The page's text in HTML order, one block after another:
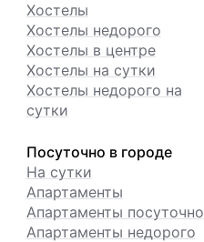
Хостелы
Хостелы недорого
Хостелы в центре
Хостелы на сутки
Хостелы недорого на
сутки
Посуточно в городе
На сутки
Апартаменты
Апартаменты посуточно
Апартаменты недорого